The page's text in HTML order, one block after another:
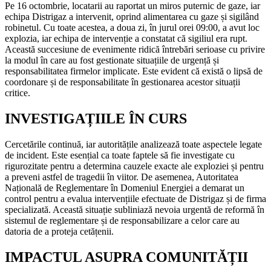
Pe 16 octombrie, locatarii au raportat un miros puternic de gaze, iar
echipa Distrigaz a intervenit, oprind alimentarea cu gaze și sigilând
robinetul. Cu toate acestea, a doua zi, în jurul orei 09:00, a avut loc
explozia, iar echipa de intervenție a constatat că sigiliul era rupt.
Această succesiune de evenimente ridică întrebări serioase cu privire
la modul în care au fost gestionate situațiile de urgență și
responsabilitatea firmelor implicate. Este evident că există o lipsă de
coordonare și de responsabilitate în gestionarea acestor situații
critice.
INVESTIGAȚIILE ÎN CURS
Cercetările continuă, iar autoritățile analizează toate aspectele legate
de incident. Este esențial ca toate faptele să fie investigate cu
rigurozitate pentru a determina cauzele exacte ale exploziei și pentru
a preveni astfel de tragedii în viitor. De asemenea, Autoritatea
Națională de Reglementare în Domeniul Energiei a demarat un
control pentru a evalua intervențiile efectuate de Distrigaz și de firma
specializată. Această situație subliniază nevoia urgentă de reformă în
sistemul de reglementare și de responsabilizare a celor care au
datoria de a proteja cetățenii.
IMPACTUL ASUPRA COMUNITĂȚII